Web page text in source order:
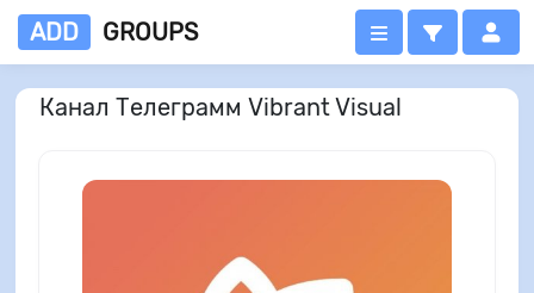
ADD GROUPS
Канал Телеграмм Vibrant Visual